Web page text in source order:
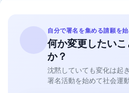
自分で署名を集める請願を
何か変更したい
か？
沈黙していても変化は起
署名活動を始めて社会運